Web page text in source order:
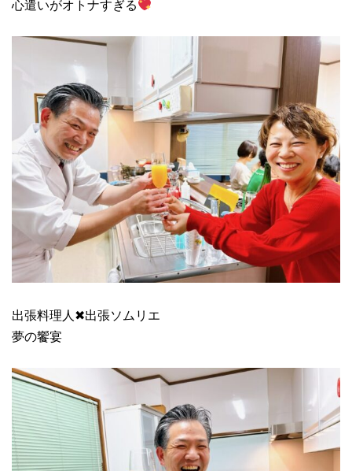
心遣いがオトナすぎる
出張料理人✖︎出張ソムリエ
夢の饗宴